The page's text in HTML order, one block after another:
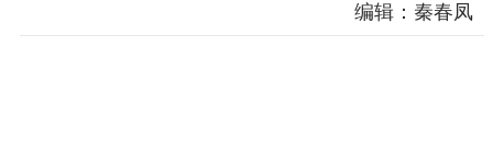
编辑：秦春凤